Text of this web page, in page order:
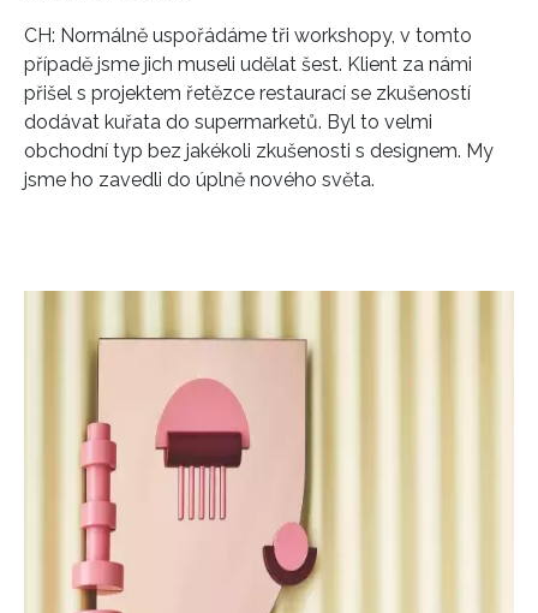
CH: Normálně uspořádáme tři workshopy, v tomto
případě jsme jich museli udělat šest. Klient za námi
přišel s projektem řetězce restaurací se zkušeností
dodávat kuřata do supermarketů. Byl to velmi
obchodní typ bez jakékoli zkušenosti s designem. My
jsme ho zavedli do úplně nového světa.